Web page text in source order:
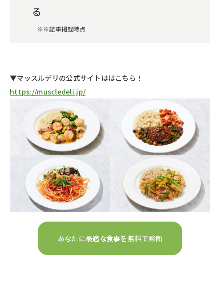
る
※※記事掲載時点
▼マッスルデリの公式サイトははこちら！
https://muscledeli.jp/
あなたに最適な食事を無料で診断